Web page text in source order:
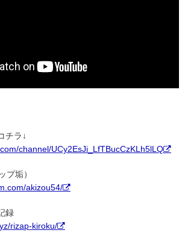
チラ↓
channel/UCy2EsJi_LfTBucCzKLh5lLQ
垢）
akizou54/
録
rizap-kiroku/